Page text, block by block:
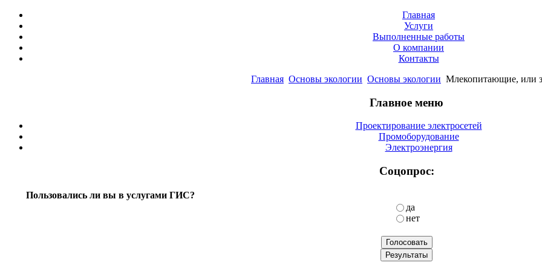
Главная
Услуги
Выполненные работы
О компании
Контакты
Главная Основы экологии Основы экологии Млекопитающие, или
Главное меню
Проектирование электросетей
Промоборудование
Электроэнергия
Соцопрос:
Пользовались ли вы в услугами ГИС?
да
нет